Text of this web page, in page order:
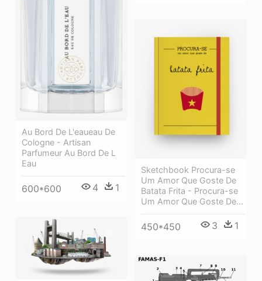
Au Bord De L'eaueau De
Cologne - Artisan
Parfumeur Au Bord De L
Eau
600*600 4 1
Sketchbook Procura-se
Um Amor Que Goste De
Batata Frita - Procura-se
Um Amor Que Goste De...
450*450 3 1